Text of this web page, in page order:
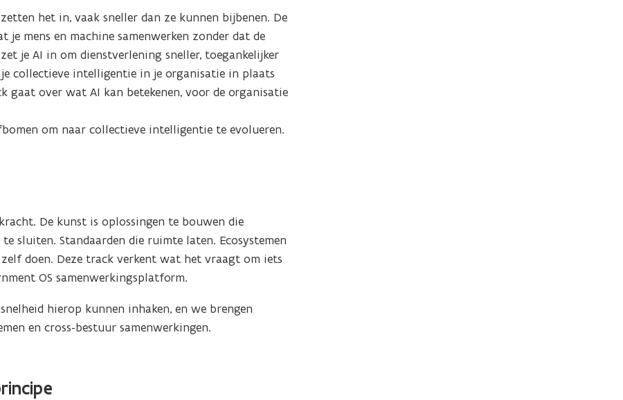
het in, vaak sneller dan ze kunnen bijbenen. De
mens en machine samenwerken zonder dat de
je AI in om dienstverlening sneller, toegankelijker
collectieve intelligentie in je organisatie in plaats
gaat over wat AI kan betekenen, voor de organisatie
om naar collectieve intelligentie te evolueren.
De kunst is oplossingen te bouwen die
sluiten. Standaarden die ruimte laten. Ecosystemen
doen. Deze track verkent wat het vraagt om iets
OS samenwerkingsplatform.
hierop kunnen inhaken, en we brengen
en cross-bestuur samenwerkingen.